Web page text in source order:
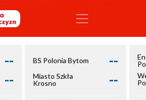
--
--
BS Polonia Bytom --
Miasto Szkła
Krosno
--